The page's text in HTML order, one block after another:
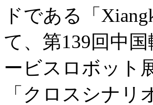
ドである「
て、第139回中
ービスロボット
「クロスシナ